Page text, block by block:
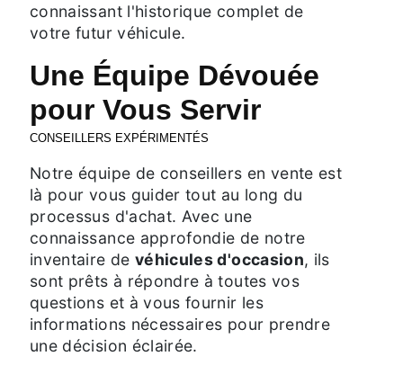
connaissant l'historique complet de
votre futur véhicule.
Une Équipe Dévouée
pour Vous Servir
CONSEILLERS EXPÉRIMENTÉS
Notre équipe de conseillers en vente est
là pour vous guider tout au long du
processus d'achat. Avec une
connaissance approfondie de notre
inventaire de véhicules d'occasion, ils
sont prêts à répondre à toutes vos
questions et à vous fournir les
informations nécessaires pour prendre
une décision éclairée.